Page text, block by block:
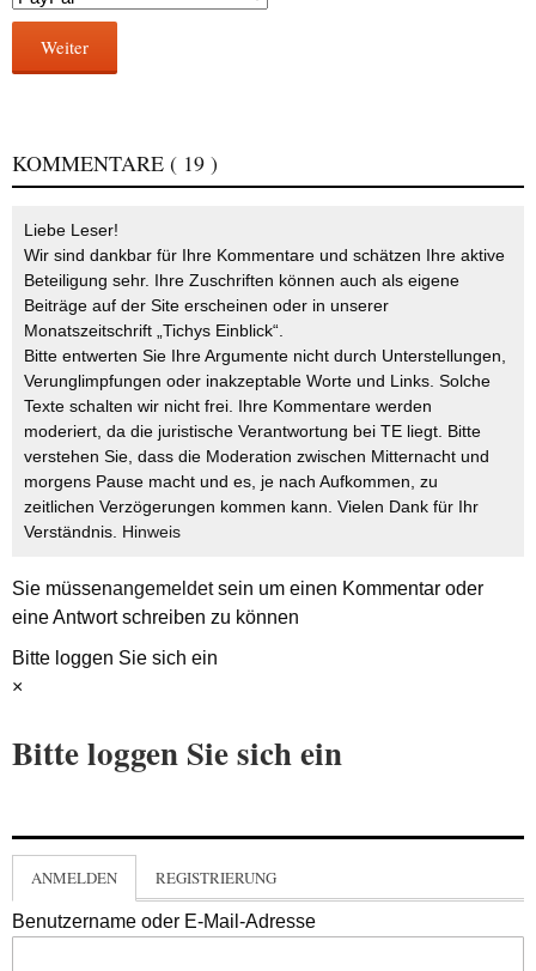
Weiter
KOMMENTARE ( 19 )
Liebe Leser!
Wir sind dankbar für Ihre Kommentare und schätzen Ihre aktive
Beteiligung sehr. Ihre Zuschriften können auch als eigene
Beiträge auf der Site erscheinen oder in unserer
Monatszeitschrift „Tichys Einblick“.
Bitte entwerten Sie Ihre Argumente nicht durch Unterstellungen,
Verunglimpfungen oder inakzeptable Worte und Links. Solche
Texte schalten wir nicht frei. Ihre Kommentare werden
moderiert, da die juristische Verantwortung bei TE liegt. Bitte
verstehen Sie, dass die Moderation zwischen Mitternacht und
morgens Pause macht und es, je nach Aufkommen, zu
zeitlichen Verzögerungen kommen kann. Vielen Dank für Ihr
Verständnis. Hinweis
Sie müssenangemeldetsein um einen Kommentar oder
eine Antwort schreiben zu können
Bitte loggen Sie sich ein
×
Bitte loggen Sie sich ein
ANMELDEN REGISTRIERUNG
Benutzername oder E-Mail-Adresse